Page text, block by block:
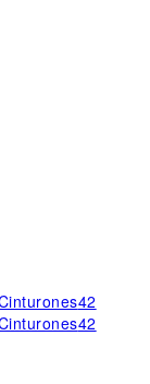
42
42